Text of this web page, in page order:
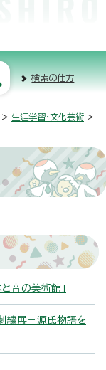
検索の仕方
> 生涯学習・文化芸術 >
音の美術館」
繍展－源氏物語を